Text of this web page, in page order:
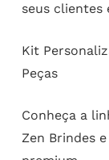
seus clientes
Kit
Peças
Conheça a
Zen Brindes